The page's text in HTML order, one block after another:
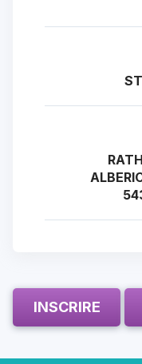
INSCRIRE